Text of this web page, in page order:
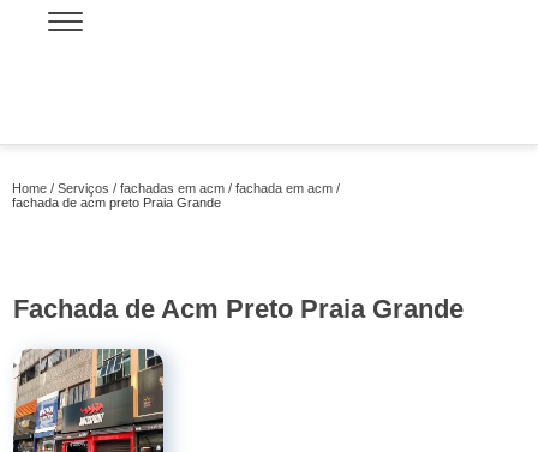
Home Serviços fachadas em acm
fachada em acm
fachada de acm preto Praia Grande
Fachada de Acm Preto Praia Grande